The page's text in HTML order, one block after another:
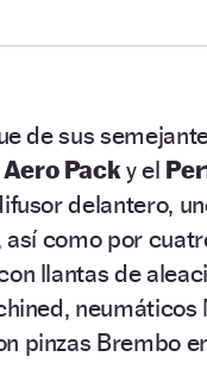
de sus
Aero Pack y el
delantero,
como por
llantas de
pinzas Brembo